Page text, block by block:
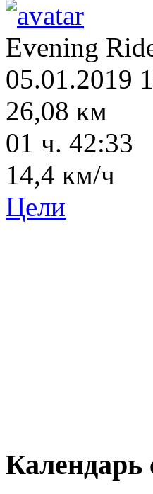
Evening
05.01.2019
26,08 км
01 ч. 42:33
14,4 км/ч
Цели
Календарь